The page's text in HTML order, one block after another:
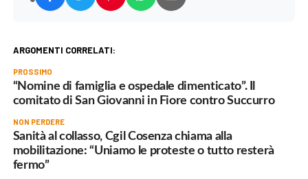
ARGOMENTI CORRELATI:
PROSSIMO
“Nomine di famiglia e ospedale dimenticato”. Il
comitato di San Giovanni in Fiore contro Succurro
NON PERDERE
Sanità al collasso, Cgil Cosenza chiama alla
mobilitazione: “Uniamo le proteste o tutto resterà
fermo”